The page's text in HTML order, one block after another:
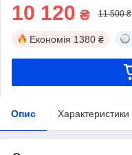
10 120 ₴ 11 500 ₴
Економія 1380 ₴
Опис Характеристики